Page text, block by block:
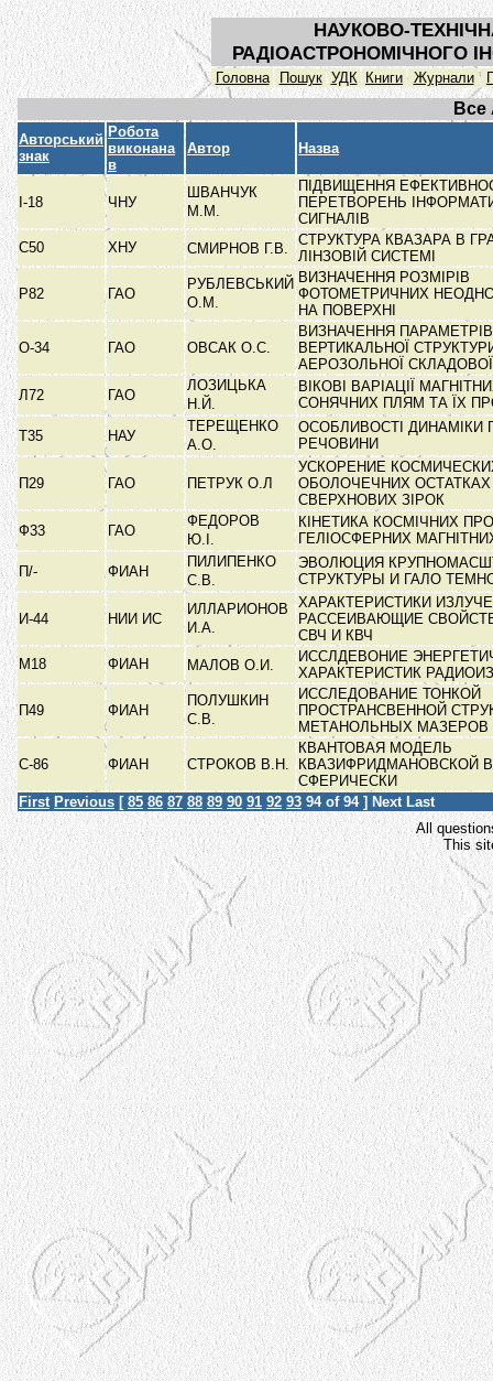
НАУКОВО-
РАДІОАСТРОНОМІЧНОГО
Головна Пошук УДК Книги Журнали
Все
Авторський
знак
Робота
виконана
в
Автор Назва
I-18 ЧНУ
ШВАНЧУК
М.М.
ПІДВИЩЕННЯ
ПЕРЕТВОРЕНЬ
СИГНАЛІВ
С50
ХНУ СМИРНОВ Г.В.
СТРУКТУРА КВАЗАРА В
ЛІНЗОВІЙ СИСТЕМІ
Р82 ГАО
РУБЛЕВСЬКИЙ
О.М.
ВИЗНАЧЕННЯ РОЗМІРІВ
ФОТОМЕТРИЧНИХ
НА ПОВЕРХНІ
О-34 ГАО ОВСАК О.С.
ВИЗНАЧЕННЯ ПАРАМЕТРІВ
ВЕРТИКАЛЬНОЇ
АЕРОЗОЛЬНОЇ
Л72
ГАО
ЛОЗИЦЬКА
Н.Й.
ВІКОВІ ВАРІАЦІЇ
СОНЯЧНИХ ПЛЯМ ТА ЇХ
Т35
НАУ
ТЕРЕЩЕНКО
А.О.
ОСОБЛИВОСТІ ДИНАМІКИ
РЕЧОВИНИ
П29 ГАО ПЕТРУК О.Л
УСКОРЕНИЕ
ОБОЛОЧЕЧНИХ ОСТАТКАХ
СВЕРХНОВИХ ЗІРОК
Ф33
ГАО
ФЕДОРОВ
Ю.І.
КІНЕТИКА КОСМІЧНИХ
ГЕЛІОСФЕРНИХ
П/-
ФИАН
ПИЛИПЕНКО
С.В.
ЭВОЛЮЦИЯ
СТРУКТУРЫ И ГАЛО
И-44 НИИ ИС
ИЛЛАРИОНОВ
И.А.
ХАРАКТЕРИСТИКИ
РАССЕИВАЮЩИЕ
СВЧ И КВЧ
М18
ФИАН МАЛОВ О.И.
ИССЛДЕВОНИЕ
ХАРАКТЕРИСТИК
П49 ФИАН
ПОЛУШКИН
С.В.
ИССЛЕДОВАНИЕ ТОНКОЙ
ПРОСТРАНСВЕННОЙ
МЕТАНОЛЬНЫХ МАЗЕРОВ
С-86 ФИАН СТРОКОВ В.Н.
КВАНТОВАЯ МОДЕЛЬ
КВАЗИФРИДМАНОВСКОЙ
СФЕРИЧЕСКИ
First Previous [ 85 86 87 88 89 90 91 92 93 94of 94 ] Next Last
All
This